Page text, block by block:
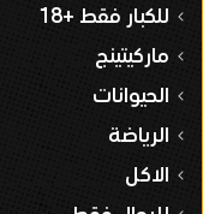
للكبار فقط +18
ماركيتينج
الحيوانات
الرياضة
الاكل